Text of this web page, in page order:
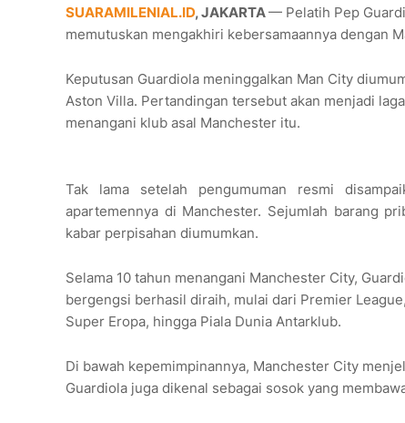
SUARAMILENIAL.ID, JAKARTA— Pelatih Pep
memutuskan mengakhiri kebersamaannya dengan
Keputusan Guardiola meninggalkan Man City
Aston Villa. Pertandingan tersebut akan menjadi
menangani klub asal Manchester itu.
Tak lama setelah pengumuman resmi
apartemennya di Manchester. Sejumlah barang
kabar perpisahan diumumkan.
Selama 10 tahun menangani Manchester City,
bergengsi berhasil diraih, mulai dari Premier
Super Eropa, hingga Piala Dunia Antarklub.
Di bawah kepemimpinannya, Manchester City
Guardiola juga dikenal sebagai sosok yang